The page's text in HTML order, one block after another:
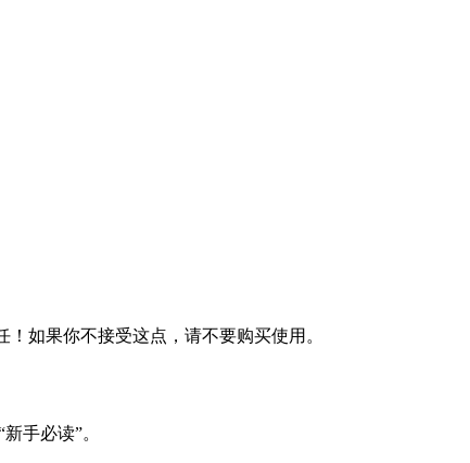
如果你不接受这点，请不要购买使用。
手必读”。